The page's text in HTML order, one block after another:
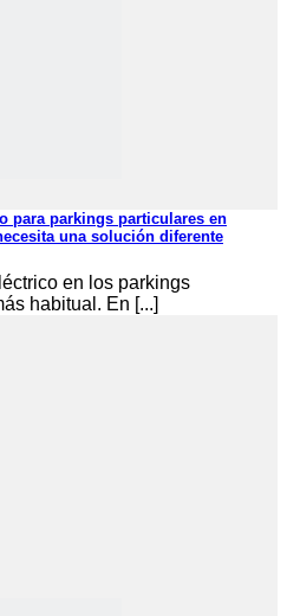
para parkings particulares en
una solución diferente
en los parkings
habitual. En [...]